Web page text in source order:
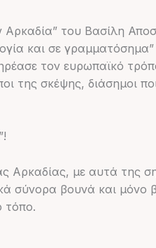
Αρκαδία” του Βασίλη
και σε γραμματόσημα”
τον ευρωπαϊκό
της σκέψης, διάσημοι
Αρκαδίας, με αυτά της
σύνορα βουνά και μόνο
τόπο.